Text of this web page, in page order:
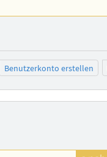
Benutzerkonto erstellen